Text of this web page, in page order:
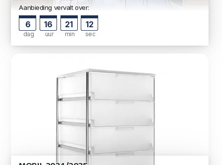
Aanbieding vervalt over:
6
dag
16
uur
21
min
11
sec